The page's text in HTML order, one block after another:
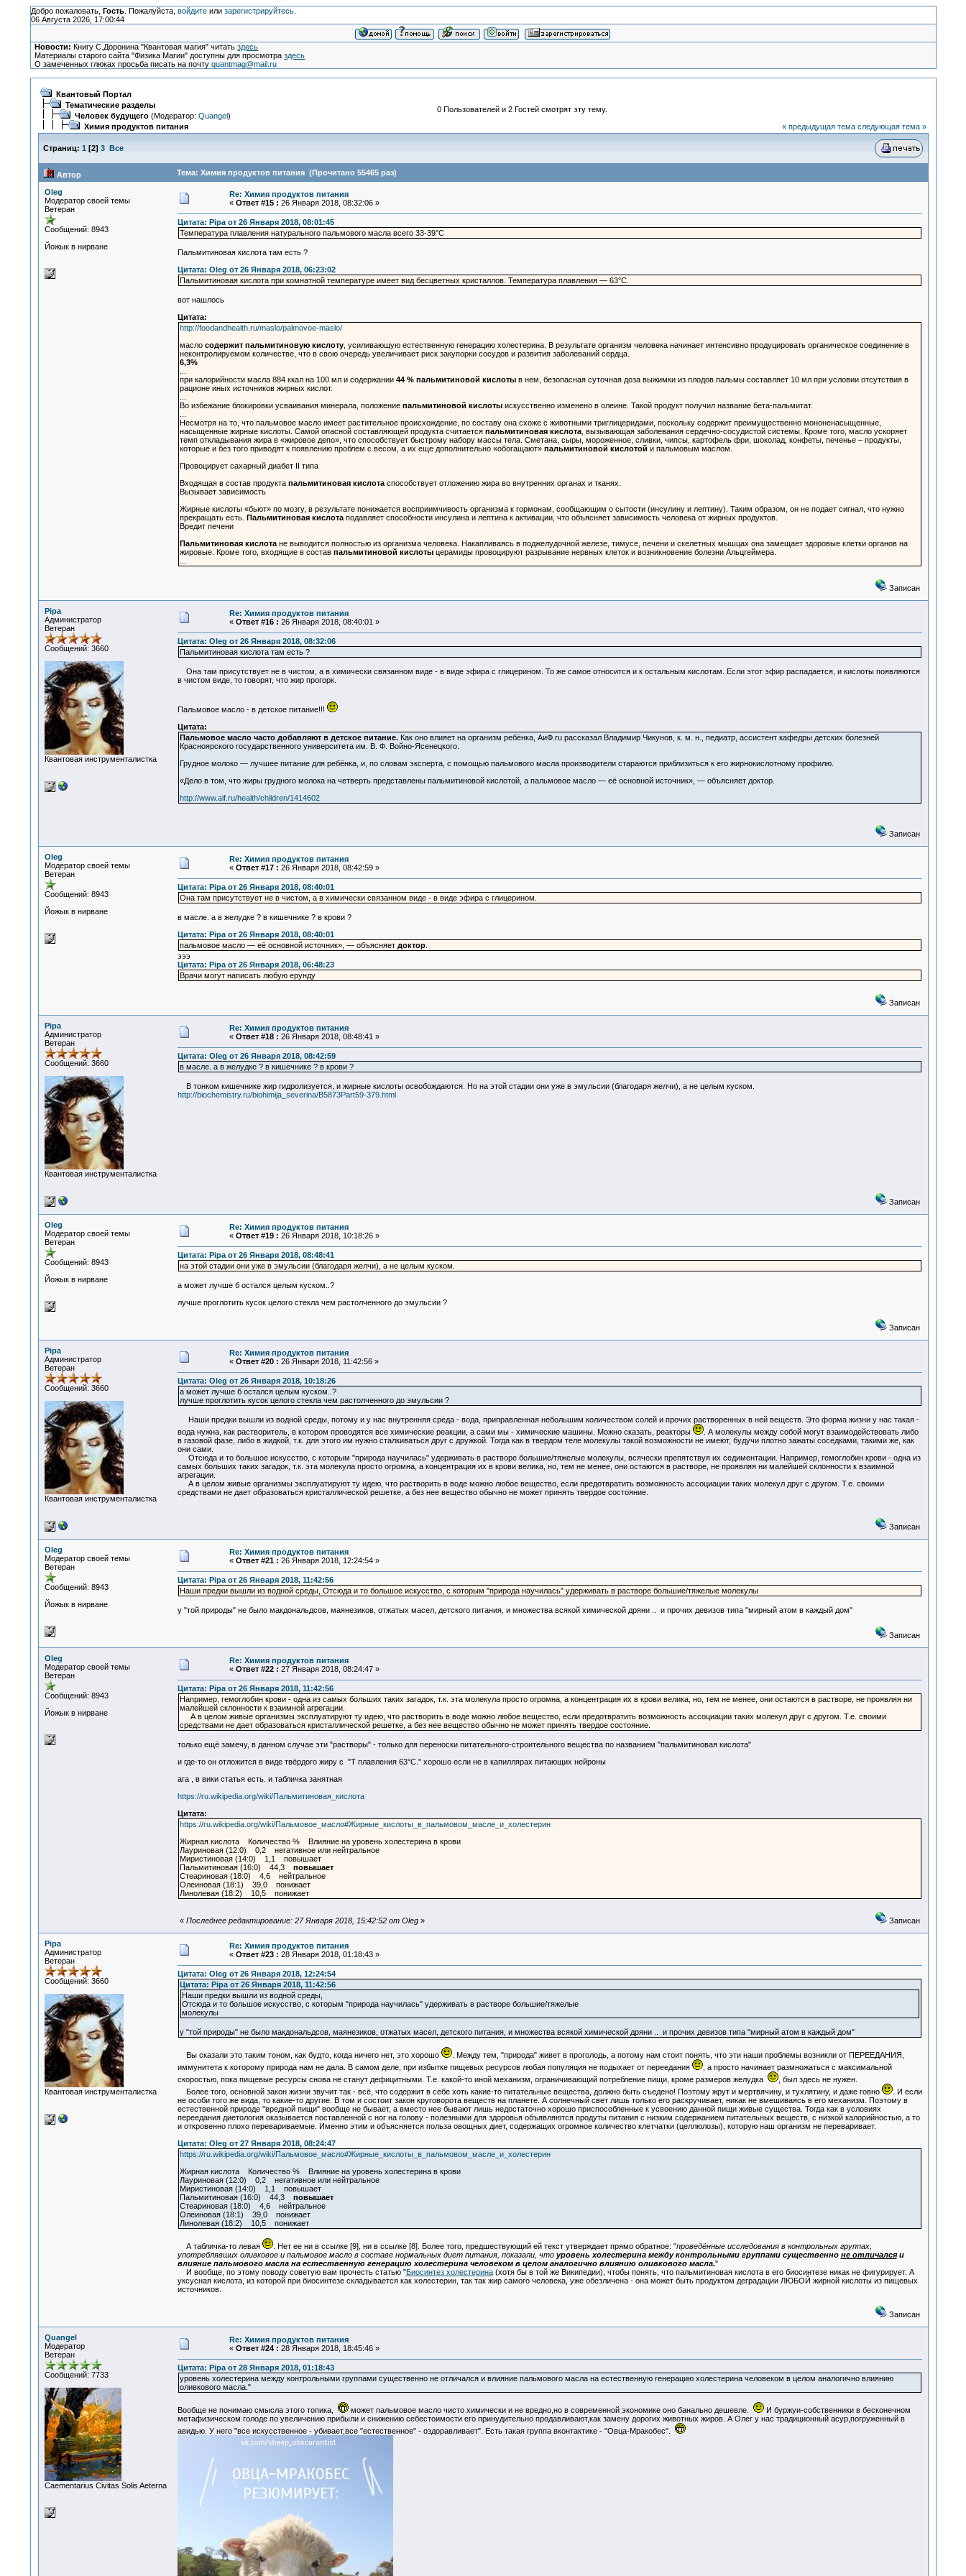
Добро пожаловать, Гость. Пожалуйста, войдитеили зарегистрируйтесь.
06 Августа 2026, 17:00:44
Новости: Книгу С.Доронина "Квантовая магия" читатьздесь
Материалы старого сайта "Физика Магии" доступны для просмотраздесь
О замеченных глюках просьба писать на почтуquantmag@mail.ru
Квантовый Портал
Тематические разделы
Человек будущего(Модератор: Quangel)
Химия продуктов питания
0 Пользователей и 2 Гостей смотрят эту тему.
« предыдущая тема следующая тема »
Страниц: 1 [2] 3 Все
Автор Тема: Химия продуктов питания (Прочитано 55465 раз)
Oleg
Модератор своей темы
Ветеран
Сообщений: 8943
Йожык в нирване
Re: Химия продуктов питания
« Ответ #15 : 26 Января 2018, 08:32:06 »
Цитата: Pipa от 26 Января 2018, 08:01:45
Температура плавления натурального пальмового масла всего 33-39°C
Пальмитиновая кислота там есть ?
Цитата: Oleg от 26 Января 2018, 06:23:02
Пальмитиновая кислота при комнатной температуре имеет вид бесцветных кристаллов. Температура плавления — 63°С.
вот нашлось
Цитата:
http://foodandhealth.ru/maslo/palmovoe-maslo/
масло содержит пальмитиновую кислоту, усиливающую естественную генерацию холестерина. В результате организм человека начинает интенсивно продуцировать органическое соединение в
неконтролируемом количестве, что в свою очередь увеличивает риск закупорки сосудов и развития заболеваний сердца.
6,3%
при калорийности масла 884 ккал на 100 мл и содержании 44 % пальмитиновой кислотыв нем, безопасная суточная доза выжимки из плодов пальмы составляет 10 мл при условии отсутствия в
рационе иных источников жирных кислот.
Во избежание блокировки усваивания минерала, положение пальмитиновой кислотыискусственно изменено в олеине. Такой продукт получил название бета-пальмитат.
Несмотря на то, что пальмовое масло имеет растительное происхождение, по составу она схоже с животными триглицеридами, поскольку содержит преимущественно мононенасыщенные,
насыщенные жирные кислоты. Самой опасной составляющей продукта считается пальмитиновая кислота, вызывающая заболевания сердечно-сосудистой системы. Кроме того, масло ускоряет
темп откладывания жира в «жировое депо», что способствует быстрому набору массы тела. Сметана, сыры, мороженное, сливки, чипсы, картофель фри, шоколад, конфеты, печенье – продукты,
которые и без того приводят к появлению проблем с весом, а их еще дополнительно «обогащают» пальмитиновой кислотой и пальмовым маслом.
Провоцирует сахарный диабет II типа
Входящая в состав продукта пальмитиновая кислотаспособствует отложению жира во внутренних органах и тканях.
Вызывает зависимость
Жирные кислоты «бьют» по мозгу, в результате понижается восприимчивость организма к гормонам, сообщающим о сытости (инсулину и лептину). Таким образом, он не подает сигнал, что нужно
прекращать есть.
Пальмитиновая кислотаподавляет способности инсулина и лептина к активации, что объясняет зависимость человека от жирных продуктов.
Вредит печени
Пальмитиновая кислотане выводится полностью из организма человека. Накапливаясь в поджелудочной железе, тимусе, печени и скелетных мышцах она замещает здоровые клетки органов на
жировые. Кроме того, входящие в состав пальмитиновой кислотыцерамиды провоцируют разрывание нервных клеток и возникновение болезни Альцгеймера.
Записан
Pipa
Администратор
Ветеран
Сообщений: 3660
Квантовая инструменталистка
Re: Химия продуктов питания
« Ответ #16 : 26 Января 2018, 08:40:01 »
Цитата: Oleg от 26 Января 2018, 08:32:06
Пальмитиновая кислота там есть ?
Она там присутствует не в чистом, а в химически связанном виде - в виде эфира с глицерином. То же самое относится и к остальным кислотам. Если этот эфир распадается, и кислоты появляются
в чистом виде, то говорят, что жир прогорк.
Пальмовое масло - в детское питание!!!
Цитата:
Пальмовое масло часто добавляют в детское питание.Как оно влияет на организм ребёнка, АиФ.ru рассказал Владимир Чикунов, к. м. н., педиатр, ассистент кафедры детских болезней
Красноярского государственного университета им. В. Ф. Войно-Ясенецкого.
Грудное молоко — лучшее питание для ребёнка, и, по словам эксперта, с помощью пальмового масла производители стараются приблизиться к его жирнокислотному профилю.
«Дело в том, что жиры грудного молока на четверть представлены пальмитиновой кислотой, а пальмовое масло — её основной источник», — объясняет доктор.
http://www.aif.ru/health/children/1414602
Записан
Oleg
Модератор своей темы
Ветеран
Сообщений: 8943
Йожык в нирване
Re: Химия продуктов питания
« Ответ #17 : 26 Января 2018, 08:42:59 »
Цитата: Pipa от 26 Января 2018, 08:40:01
Она там присутствует не в чистом, а в химически связанном виде - в виде эфира с глицерином.
в масле. а в желудке ? в кишечнике ? в крови ?
Цитата: Pipa от 26 Января 2018, 08:40:01
пальмовое масло — её основной источник», — объясняет доктор.
эээ
Цитата: Pipa от 26 Января 2018, 06:48:23
Врачи могут написать любую ерунду
Записан
Pipa
Администратор
Ветеран
Сообщений: 3660
Квантовая инструменталистка
Re: Химия продуктов питания
« Ответ #18 : 26 Января 2018, 08:48:41 »
Цитата: Oleg от 26 Января 2018, 08:42:59
в масле. а в желудке ? в кишечнике ? в крови ?
В тонком кишечнике жир гидролизуется, и жирные кислоты освобождаются. Но на этой стадии они уже в эмульсии (благодаря желчи), а не целым куском.
http://biochemistry.ru/biohimija_severina/B5873Part59-379.html
Записан
Oleg
Модератор своей темы
Ветеран
Сообщений: 8943
Йожык в нирване
Re: Химия продуктов питания
« Ответ #19 : 26 Января 2018, 10:18:26 »
Цитата: Pipa от 26 Января 2018, 08:48:41
на этой стадии они уже в эмульсии (благодаря желчи), а не целым куском.
а может лучше б остался целым куском..?
лучше проглотить кусок целого стекла чем растолченного до эмульсии ?
Записан
Pipa
Администратор
Ветеран
Сообщений: 3660
Квантовая инструменталистка
Re: Химия продуктов питания
« Ответ #20 : 26 Января 2018, 11:42:56 »
Цитата: Oleg от 26 Января 2018, 10:18:26
а может лучше б остался целым куском..?
лучше проглотить кусок целого стекла чем растолченного до эмульсии ?
Наши предки вышли из водной среды, потому и у нас внутренняя среда - вода, приправленная небольшим количеством солей и прочих растворенных в ней веществ. Это форма жизни у нас такая -
вода нужна, как растворитель, в котором проводятся все химические реакции, а сами мы - химические машины. Можно сказать, реакторы
. А молекулы между собой могут взаимодействовать либо
в газовой фазе, либо в жидкой, т.к. для этого им нужно сталкиваться друг с дружкой. Тогда как в твердом теле молекулы такой возможности не имеют, будучи плотно зажаты соседками, такими же, как
они сами.
Отсюда и то большое искусство, с которым "природа научилась" удерживать в растворе большие/тяжелые молекулы, всячески препятствуя их седиментации. Например, гемоглобин крови - одна из
самых больших таких загадок, т.к. эта молекула просто огромна, а концентрация их в крови велика, но, тем не менее, они остаются в растворе, не проявляя ни малейшей склонности к взаимной
агрегации.
А в целом живые организмы эксплуатируют ту идею, что растворить в воде можно любое вещество, если предотвратить возможность ассоциации таких молекул друг с другом. Т.е. своими
средствами не дает образоваться кристаллической решетке, а без нее вещество обычно не может принять твердое состояние.
Записан
Oleg
Модератор своей темы
Ветеран
Сообщений: 8943
Йожык в нирване
Re: Химия продуктов питания
« Ответ #21 : 26 Января 2018, 12:24:54 »
Цитата: Pipa от 26 Января 2018, 11:42:56
Наши предки вышли из водной среды, Отсюда и то большое искусство, с которым "природа научилась" удерживать в растворе большие/тяжелые молекулы
у "той природы" не было макдональдсов, маянезиков, отжатых масел, детского питания, и множества всякой химической дряни .. и прочих девизов типа "мирный атом в каждый дом"
Записан
Oleg
Модератор своей темы
Ветеран
Сообщений: 8943
Йожык в нирване
Re: Химия продуктов питания
« Ответ #22 : 27 Января 2018, 08:24:47 »
Цитата: Pipa от 26 Января 2018, 11:42:56
Например, гемоглобин крови - одна из самых больших таких загадок, т.к. эта молекула просто огромна, а концентрация их в крови велика, но, тем не менее, они остаются в растворе, не проявляя ни
малейшей склонности к взаимной агрегации.
А в целом живые организмы эксплуатируют ту идею, что растворить в воде можно любое вещество, если предотвратить возможность ассоциации таких молекул друг с другом. Т.е. своими
средствами не дает образоваться кристаллической решетке, а без нее вещество обычно не может принять твердое состояние.
только ещё замечу, в данном случае эти "растворы" - только для переноски питательного-строительного вещества по названием "пальмитиновая кислота"
и где-то он отложится в виде твёрдого жиру с "T плавления 63°С." хорошо если не в капиллярах питающих нейроны
ага , в вики статья есть. и табличка занятная
https://ru.wikipedia.org/wiki/Пальмитиновая_кислота
Цитата:
https://ru.wikipedia.org/wiki/Пальмовое_масло#Жирные_кислоты_в_пальмовом_масле_и_холестерин
Жирная кислота Количество % Влияние на уровень холестерина в крови
Лауриновая (12:0) 0,2 негативное или нейтральное
Миристиновая (14:0) 1,1 повышает
Пальмитиновая (16:0) 44,3 повышает
Стеариновая (18:0) 4,6 нейтральное
Олеиновая (18:1) 39,0 понижает
Линолевая (18:2) 10,5 понижает
« Последнее редактирование: 27 Января 2018, 15:42:52 от Oleg» Записан
Pipa
Администратор
Ветеран
Сообщений: 3660
Квантовая инструменталистка
Re: Химия продуктов питания
« Ответ #23 : 28 Января 2018, 01:18:43 »
Цитата: Oleg от 26 Января 2018, 12:24:54
Цитата: Pipa от 26 Января 2018, 11:42:56
Наши предки вышли из водной среды,
Отсюда и то большое искусство, с которым "природа научилась" удерживать в растворе большие/тяжелые
молекулы
у "той природы" не было макдональдсов, маянезиков, отжатых масел, детского питания, и множества всякой химической дряни .. и прочих девизов типа "мирный атом в каждый дом"
Вы сказали это таким тоном, как будто, когда ничего нет, это хорошо
. Между тем, "природа" живет в проголодь, а потому нам стоит понять, что эти наши проблемы возникли от ПЕРЕЕДАНИЯ,
иммунитета к которому природа нам не дала. В самом деле, при избытке пищевых ресурсов любая популяция не подыхает от переедания
, а просто начинает размножаться с максимальной
скоростью, пока пищевые ресурсы снова не станут дефицитными. Т.е. какой-то иной механизм, ограничивающий потребление пищи, кроме размеров желудка
, был здесь не нужен.
Более того, основной закон жизни звучит так - всё, что содержит в себе хоть какие-то питательные вещества, должно быть съедено! Поэтому жрут и мертвячину, и тухлятину, и даже говно
. И если
не особи того же вида, то какие-то другие. В том и состоит закон круговорота веществ на планете. А солнечный свет лишь только его раскручивает, никак не вмешиваясь в его механизм. Поэтому в
естественной природе "вредной пищи" вообще не бывает, а вместо нее бывают лишь недостаточно хорошо приспособленные к усвоению данной пищи живые существа. Тогда как в условиях
переедания диетология оказывается поставленной с ног на голову - полезными для здоровья объявляются продуты питания с низким содержанием питательных веществ, с низкой калорийностью, а то
и откровенно плохо перевариваемые. Именно этим и объясняется польза овощных диет, содержащих огромное количество клетчатки (целлюлозы), которую наш организм не переваривает.
Цитата: Oleg от 27 Января 2018, 08:24:47
https://ru.wikipedia.org/wiki/Пальмовое_масло#Жирные_кислоты_в_пальмовом_масле_и_холестерин
Жирная кислота Количество % Влияние на уровень холестерина в крови
Лауриновая (12:0) 0,2 негативное или нейтральное
Миристиновая (14:0) 1,1 повышает
Пальмитиновая (16:0) 44,3 повышает
Стеариновая (18:0) 4,6 нейтральное
Олеиновая (18:1) 39,0 понижает
Линолевая (18:2) 10,5 понижает
А табличка-то левая . Нет ее ни в ссылке [9], ни в ссылке [8]. Более того, предшествующий ей текст утверждает прямо обратное: "проведённые исследования в контрольных группах,
употреблявших оливковое и пальмовое масло в составе нормальных диет питания, показали, что уровень холестерина между контрольными группами существенно не отличалсяи
влияние пальмового масла на естественную генерацию холестерина человеком в целом аналогично влиянию оливкового масла."
И вообще, по этому поводу советую вам прочесть статью "Биосинтез холестерина(хотя бы в той же Википедии), чтобы понять, что пальмитиновая кислота в его биосинтезе никак не фигурирует. А
уксусная кислота, из которой при биосинтезе складывается как холестерин, так так жир самого человека, уже обезличена - она может быть продуктом деградации ЛЮБОЙ жирной кислоты из пищевых
источников.
Записан
Quangel
Модератор
Ветеран
Сообщений: 7733
Сaementarius Civitas Solis Aeterna
Re: Химия продуктов питания
« Ответ #24 : 28 Января 2018, 18:45:46 »
Цитата: Pipa от 28 Января 2018, 01:18:43
уровень холестерина между контрольными группами существенно не отличался и влияние пальмового масла на естественную генерацию холестерина человеком в целом аналогично влиянию
оливкового масла."
Вообще не понимаю смысла этого топика, может пальмовое масло чисто химически и не вредно,но в современной экономике оно банально дешевле.
И буржуи-собственники в бесконечном
метафизическом голоде по увеличению прибыли и снижению себестоимости его принудительно продавливают,как замену дорогих животных жиров. А Олег у нас традиционный асур,погруженный в
авидью. У него "все искусственное - убивает,все "естественное" - оздоравливает". Есть такая группа вконтактике - "Овца-Мракобес".